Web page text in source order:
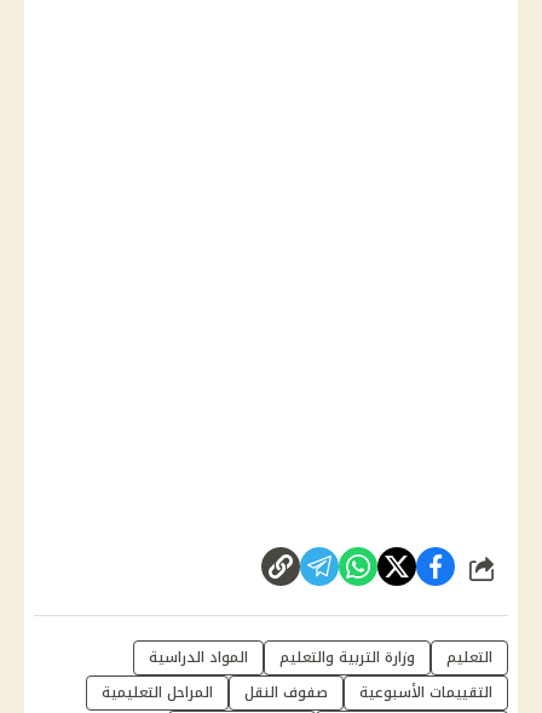
شارك
التعليم وزارة التربية والتعليم
المواد الدراسية
التقييمات الأسبوعية
صفوف النقل
المراحل التعليمية